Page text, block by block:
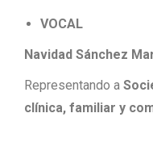
VOCAL
Navidad Sánchez
Representando a
clínica, familiar y